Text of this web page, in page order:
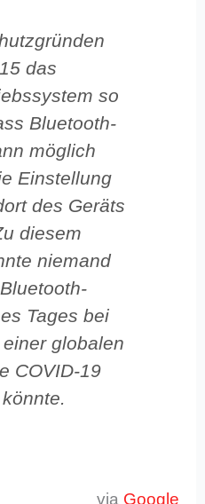
das
so
Bluetooth-
möglich
Einstellung
des Geräts
diesem
niemand
Tages bei
globalen
COVID-19
via Google